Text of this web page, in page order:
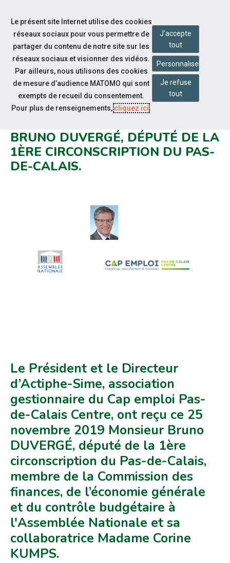
Aller au contenu
Notre actualité
LE CAP EMPLOI PAS-DE-CALAIS
BRUNO DUVERGÉ, DÉPUTÉ DE LA
1ÈRE CIRCONSCRIPTION DU PAS-
DE-CALAIS.
Le Président et le Directeur
d’Actiphe-Sime, association
gestionnaire du Cap emploi Pas-
de-Calais Centre, ont reçu ce 25
novembre 2019 Monsieur Bruno
DUVERGÉ, député de la 1ère
circonscription du Pas-de-Calais,
membre de la Commission des
finances, de l’économie générale
et du contrôle budgétaire à
l'Assemblée Nationale et sa
collaboratrice Madame Corine
KUMPS.
Le présent site Internet utilise des cookies
réseaux sociaux pour vous permettre de
partager du contenu de notre site sur les
réseaux sociaux et visionner des vidéos.
Par ailleurs, nous utilisons des cookies
de mesure d’audience MATOMO qui sont
exempts de recueil du consentement.
Pour plus de renseignements,cliquez ici.
J'accepte
tout
Personnaliser
Je refuse
tout